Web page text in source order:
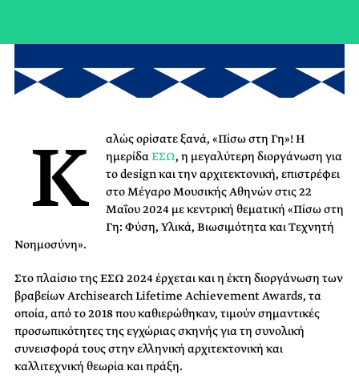
Κ αλώς ορίσατε ξανά, «Πίσω στη Γη»!Η
ημερίδαΕΣΩ, η μεγαλύτερη διοργάνωση για
το design και την αρχιτεκτονική, επιστρέφει
στο Μέγαρο Μουσικής Αθηνών στις 22
Μαΐου 2024 με κεντρική θεματική «Πίσω στη
Γη: Φύση, Υλικά, Βιωσιμότητα και Τεχνητή
Νοημοσύνη».
Στο πλαίσιο της ΕΣΩ 2024 έρχεται και η έκτη διοργάνωση των
βραβείωνArchisearch Lifetime Achievement Awards, τα
οποία, από το 2018 που καθιερώθηκαν, τιμούν σημαντικές
προσωπικότητες της εγχώριας σκηνής για τη συνολική
συνεισφορά τους στην ελληνική αρχιτεκτονική και
καλλιτεχνική θεωρία και πράξη.